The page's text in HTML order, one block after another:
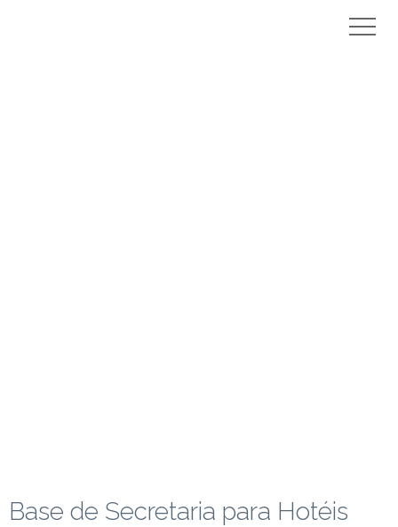
Base de Secretaria para Hotéis